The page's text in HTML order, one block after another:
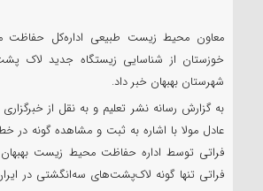
معاون محیط زیست طبیعی اداره‌کل
خوزستان از شناسایی زیستگاه جدید لاک
شهرستان بهبهان خبر داد.
به گزارش رسانه نشر تعلیم و به نقل از
عادل مولا با اشاره به ثبت و مشاهده گونه در
فراتی توسط اداره حفاظت محیط زیست
فراتی تنها گونه لاک‌پشت‌های سه‌انگشتی در